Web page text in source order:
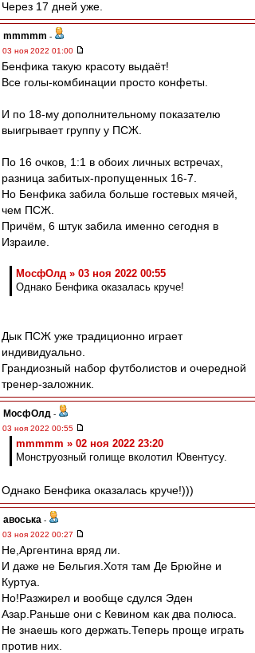
Через 17 дней уже.
mmmmm -
03 ноя 2022 01:00
Бенфика такую красоту выдаёт!
Все голы-комбинации просто конфеты.
И по 18-му дополнительному показателю
выигрывает группу у ПСЖ.
По 16 очков, 1:1 в обоих личных встречах,
разница забитых-пропущенных 16-7.
Но Бенфика забила больше гостевых мячей,
чем ПСЖ.
Причём, 6 штук забила именно сегодня в
Израиле.
МосфОлд » 03 ноя 2022 00:55
Однако Бенфика оказалась круче!
Дык ПСЖ уже традиционно играет
индивидуально.
Грандиозный набор футболистов и очередной
тренер-заложник.
МосфОлд -
03 ноя 2022 00:55
mmmmm » 02 ноя 2022 23:20
Монструозный голище вколотил Ювентусу.
Однако Бенфика оказалась круче!)))
авоська -
03 ноя 2022 00:27
Не,Аргентина вряд ли.
И даже не Бельгия.Хотя там Де Брюйне и
Куртуа.
Но!Разжирел и вообще сдулся Эден
Азар.Раньше они с Кевином как два полюса.
Не знаешь кого держать.Теперь проще играть
против них.